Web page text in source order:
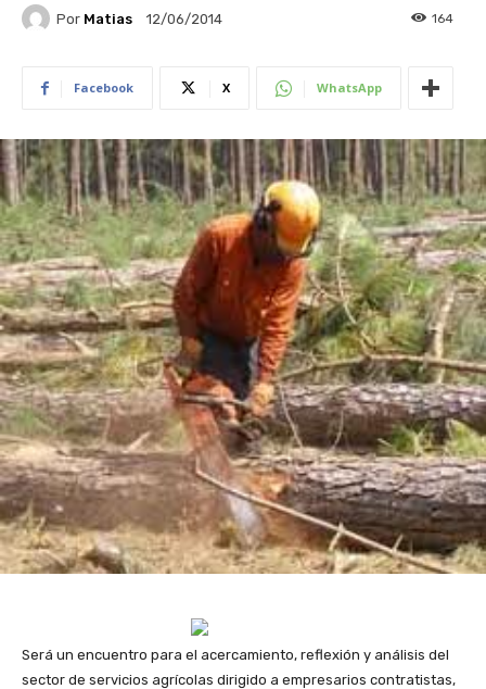
Por Matias 12/06/2014 164
Facebook X WhatsApp
Será un encuentro para el acercamiento, reflexión y análisis del
sector de servicios agrícolas dirigido a empresarios contratistas,